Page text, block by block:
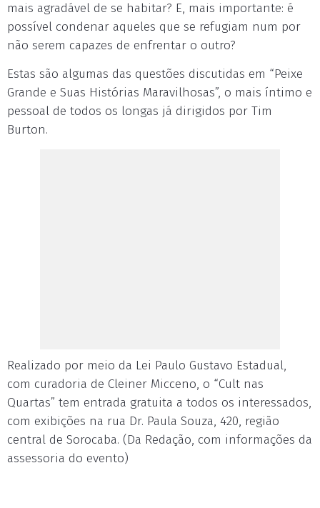
mais agradável de se habitar? E, mais importante: é
possível condenar aqueles que se refugiam num por
não serem capazes de enfrentar o outro?
Estas são algumas das questões discutidas em “Peixe
Grande e Suas Histórias Maravilhosas”, o mais íntimo e
pessoal de todos os longas já dirigidos por Tim
Burton.
Realizado por meio da Lei Paulo Gustavo Estadual,
com curadoria de Cleiner Micceno, o “Cult nas
Quartas” tem entrada gratuita a todos os interessados,
com exibições na rua Dr. Paula Souza, 420, região
central de Sorocaba. (Da Redação, com informações da
assessoria do evento)